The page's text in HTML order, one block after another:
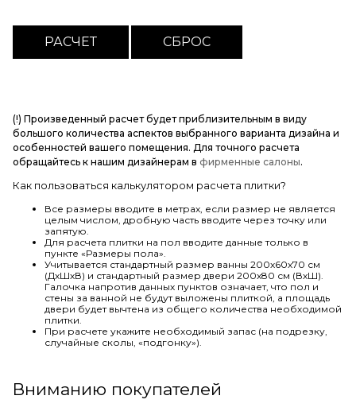
(!) Произведенный расчет будет приблизительным в виду
большого количества аспектов выбранного варианта дизайна и
особенностей вашего помещения. Для точного расчета
обращайтесь к нашим дизайнерам в фирменные салоны.
Как пользоваться калькулятором расчета плитки?
Все размеры вводите в метрах, если размер не является
целым числом, дробную часть вводите через точку или
запятую.
Для расчета плитки на пол вводите данные только в
пункте «Размеры пола».
Учитывается стандартный размер ванны 200х60х70 см
(ДхШхВ) и стандартный размер двери 200х80 см (ВхШ).
Галочка напротив данных пунктов означает, что пол и
стены за ванной не будут выложены плиткой, а площадь
двери будет вычтена из общего количества необходимой
плитки.
При расчете укажите необходимый запас (на подрезку,
случайные сколы, «подгонку»).
Вниманию покупателей